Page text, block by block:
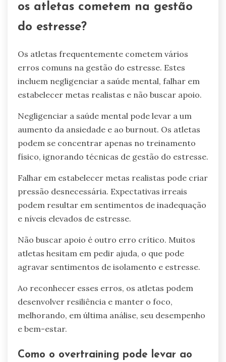
os atletas cometem na gestão
do estresse?
Os atletas frequentemente cometem vários
erros comuns na gestão do estresse. Estes
incluem negligenciar a saúde mental, falhar em
estabelecer metas realistas e não buscar apoio.
Negligenciar a saúde mental pode levar a um
aumento da ansiedade e ao burnout. Os atletas
podem se concentrar apenas no treinamento
físico, ignorando técnicas de gestão do estresse.
Falhar em estabelecer metas realistas pode criar
pressão desnecessária. Expectativas irreais
podem resultar em sentimentos de inadequação
e níveis elevados de estresse.
Não buscar apoio é outro erro crítico. Muitos
atletas hesitam em pedir ajuda, o que pode
agravar sentimentos de isolamento e estresse.
Ao reconhecer esses erros, os atletas podem
desenvolver resiliência e manter o foco,
melhorando, em última análise, seu desempenho
e bem-estar.
Como o overtraining pode levar ao